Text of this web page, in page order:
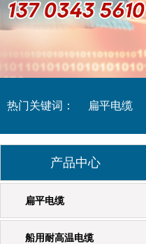
热门关键词： 扁平电缆
起重机专用电缆 橡套电缆
产品中心
扁平电缆
船用耐高温电缆